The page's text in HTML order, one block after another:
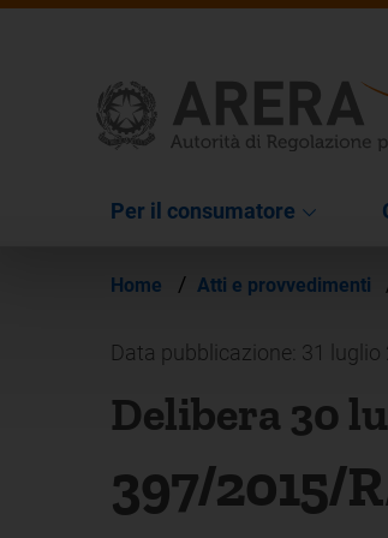
Per il consumatore
Home / Atti e provvedimenti
Data pubblicazione: 31 luglio
Delibera 30
397/2015/